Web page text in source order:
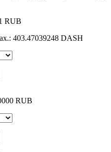
RUB
403.47039248 DASH
RUB